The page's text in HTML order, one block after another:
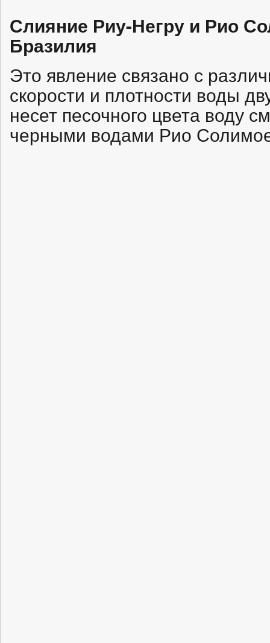
Слияние Риу-Негру и Рио
Бразилия
Это явление связано с
скорости и плотности воды
несет песочного цвета воду
черными водами Рио